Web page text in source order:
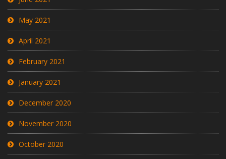
May 2021
April 2021
February 2021
January 2021
December 2020
November 2020
October 2020